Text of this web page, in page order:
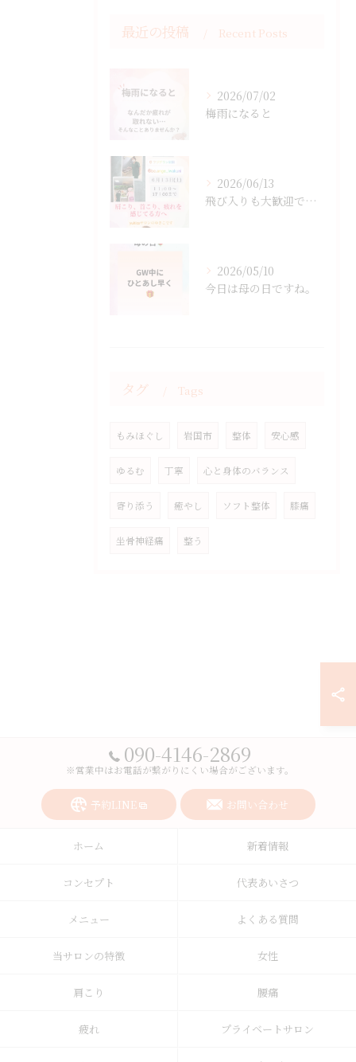
最近の投稿 Recent Posts
2026/07/02
梅雨になると
2026/06/13
飛び入りも大歓迎です。
2026/05/10
今日は母の日ですね。
タグ Tags
もみほぐし 岩国市 整体 安心感
ゆるむ 丁寧 心と身体のバランス
寄り添う 癒やし ソフト整体 膝痛
坐骨神経痛 整う
090-4146-2869
※営業中はお電話が繋がりにくい場合がございます。
予約LINE お問い合わせ
ホーム 新着情報
コンセプト 代表あいさつ
メニュー よくある質問
当サロンの特徴 女性
肩こり 腰痛
疲れ プライベートサロン